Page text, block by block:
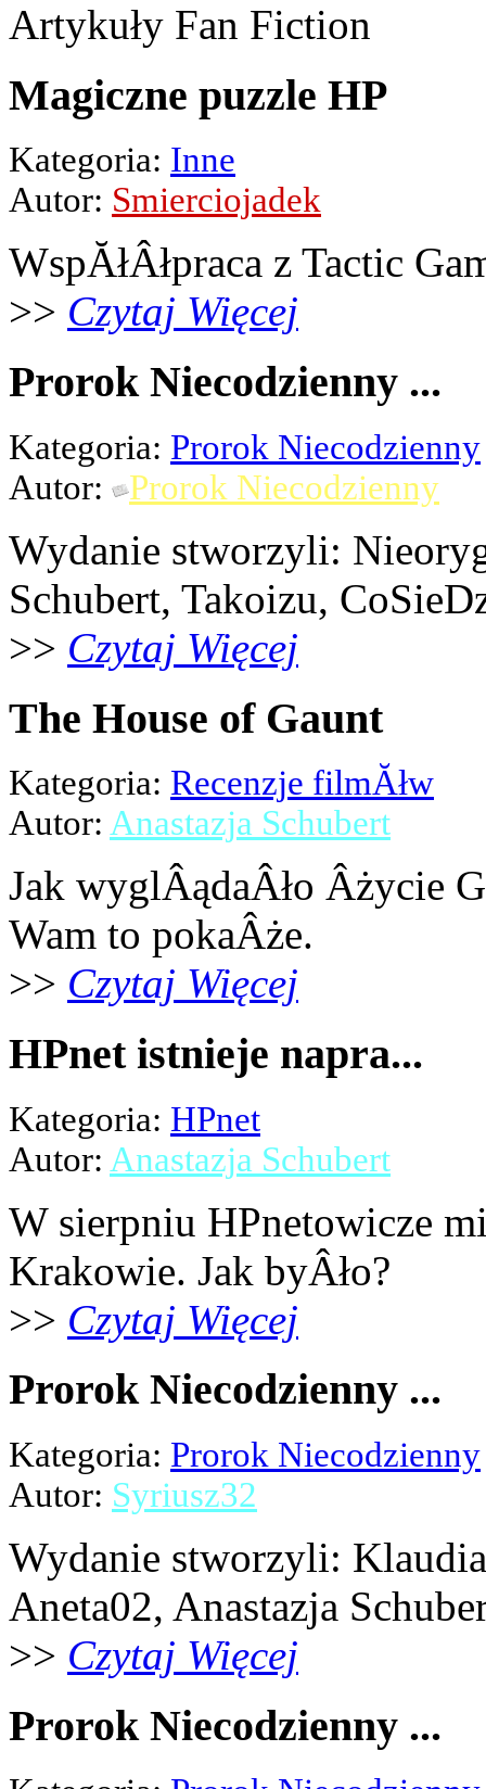
Artykuły Fan Fiction
Magiczne puzzle HP
Kategoria: Inne
Autor: Smierciojadek
WspĂłÂłpraca z Tactic
>> Czytaj Więcej
Prorok Niecodzienny ...
Kategoria: Prorok Niecodzienny
Autor:
Prorok Niecodzienny
Wydanie stworzyli:
Schubert, Takoizu,
>> Czytaj Więcej
The House of Gaunt
Kategoria: Recenzje filmĂłw
Autor: Anastazja Schubert
Jak wyglÂądaÂło Âżycie
Wam to pokaÂże.
>> Czytaj Więcej
HPnet istnieje napra...
Kategoria: HPnet
Autor: Anastazja Schubert
W sierpniu HPnetowicze
Krakowie. Jak byÂło?
>> Czytaj Więcej
Prorok Niecodzienny ...
Kategoria: Prorok Niecodzienny
Autor: Syriusz32
Wydanie stworzyli:
Aneta02, Anastazja
>> Czytaj Więcej
Prorok Niecodzienny ...